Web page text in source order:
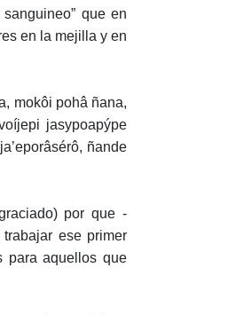
que en
en la mejilla y en
mokôi pohâ ñana,
jasypoapýpe
ñande
por que -
ese primer
para aquellos que